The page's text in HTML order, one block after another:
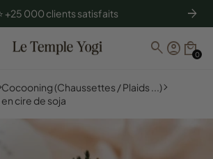
arrow_forward
+25 000 clients satisfaits
search account_circle local_mall
0
Cocooning (Chaussettes / Plaids ...)
cire de soja